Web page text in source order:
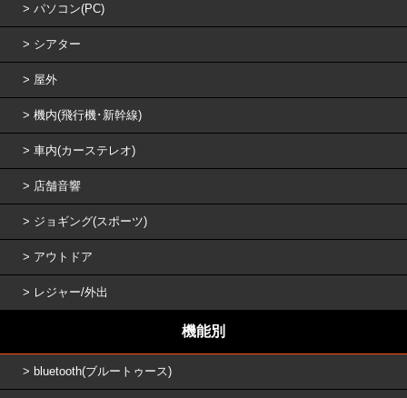
パソコン(PC)
シアター
屋外
機内(飛行機･新幹線)
車内(カーステレオ)
店舗音響
ジョギング(スポーツ)
アウトドア
レジャー/外出
機能別
bluetooth(ブルートゥース)